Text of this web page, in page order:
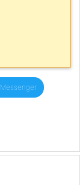
Messenger